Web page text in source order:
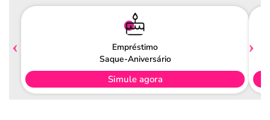
Empréstimo
Saque-Aniversário
Simule agora